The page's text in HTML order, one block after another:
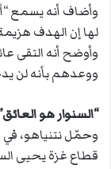
وأضاف أنه يسمع
لها إن الهدف
وأوضح أنه التقى
ووعدهم بأنه لن
“السنوار هو
وحمّل نتنياهو،
قطاع غزة يحيى